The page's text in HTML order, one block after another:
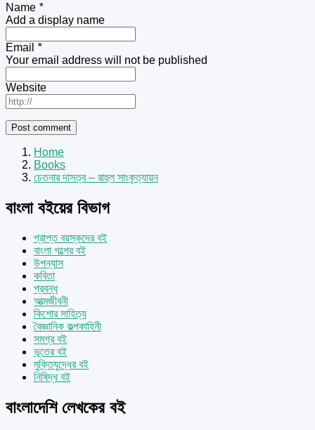
Name *
Add a display name
Email *
Your email address will not be published
Website
Home
Books
চেতনার দাসত্ব – রাহুল সাংকৃত্যায়ন
বাংলা বইয়ের বিভাগ
প্রাপ্ত বয়স্কদের বই
বাংলা গল্পের বই
উপন্যাস
কবিতা
প্রবন্ধ
আত্মজীবনী
কিশোর সাহিত্য
বৈজ্ঞানিক কল্পকাহিনী
সমগ্র বই
ভূতের বই
মুক্তিযুদ্ধের বই
নিষিদ্ধ বই
বাংলাদেশি লেখকের বই